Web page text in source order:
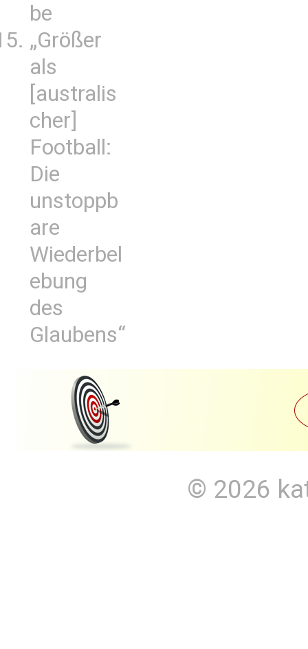
be
„Größer
als
[australis
cher]
Football:
Die
unstoppb
are
Wiederbel
ebung
des
Glaubens“
© 2026